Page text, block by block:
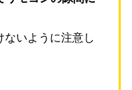
ないように注意し